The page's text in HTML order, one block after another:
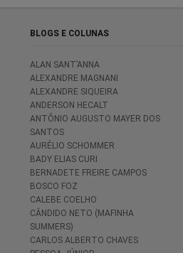
BLOGS E COLUNAS
ALAN SANT’ANNA
ALEXANDRE MAGNANI
ALEXANDRE SIQUEIRA
ANDERSON HECALT
ANTÔNIO AUGUSTO MAYER DOS
SANTOS
AURÉLIO SCHOMMER
BADY ELIAS CURI
BERNADETE FREIRE CAMPOS
BOSCO FOZ
CALEBE COELHO
CÂNDIDO NETO (MAFINHA
SUMMERS)
CARLOS ALBERTO CHAVES